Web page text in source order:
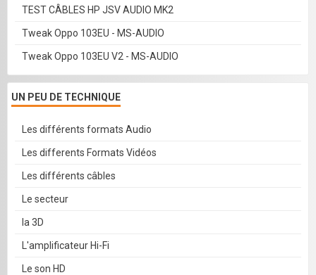
TEST CÂBLES HP JSV AUDIO MK2
Tweak Oppo 103EU - MS-AUDIO
Tweak Oppo 103EU V2 - MS-AUDIO
UN PEU DE TECHNIQUE
Les différents formats Audio
Les differents Formats Vidéos
Les différents câbles
Le secteur
la 3D
L'amplificateur Hi-Fi
Le son HD